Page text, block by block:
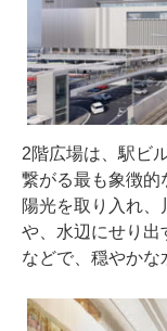
2階広場は、駅ビ
繋がる最も象徴的
陽光を取り入れ
や、水辺にせり出
などで、穏やかな